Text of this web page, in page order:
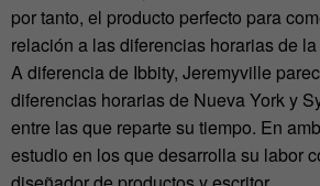
por tanto, el producto perfecto para
relación a las diferencias horarias de
A diferencia de Ibbity, Jeremyville
diferencias horarias de Nueva York y
entre las que reparte su tiempo. En
estudio en los que desarrolla su labor